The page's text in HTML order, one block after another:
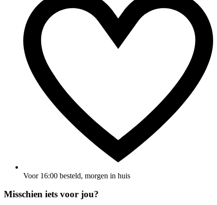
Voor 16:00 besteld, morgen in huis
Misschien iets voor jou?